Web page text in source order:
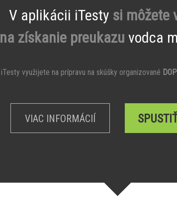
V aplikácii iTesty si môžete
získanie preukazu vodca
iTesty využijete na prípravu na skúšky organizované
VIAC INFORMÁCIÍ